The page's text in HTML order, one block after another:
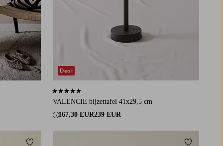
VALENCIE bijzettafel 41x29,5 cm
167,30 EUR239 EUR
4,1 op basis van 9 beoordelingen
Deal